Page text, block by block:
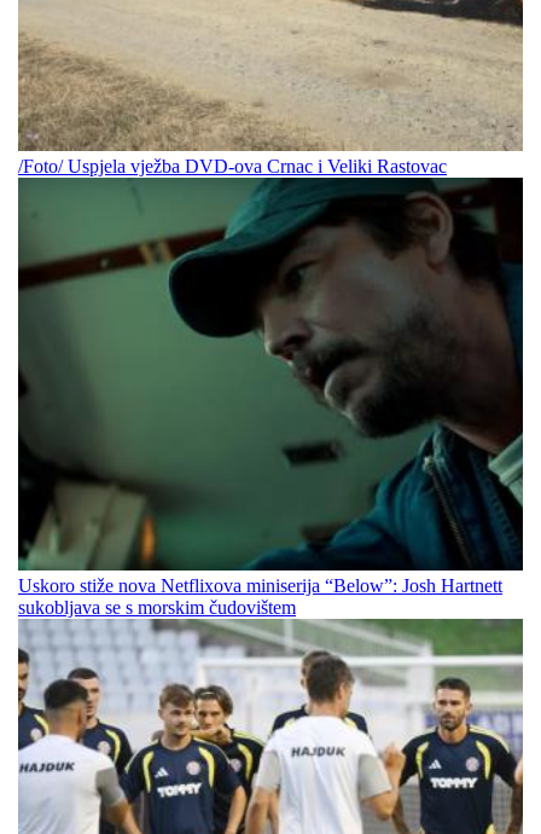
/Foto/ Uspjela vježba DVD-ova Crnac i Veliki Rastovac
Uskoro stiže nova Netflixova miniserija “Below”: Josh Hartnett
sukobljava se s morskim čudovištem